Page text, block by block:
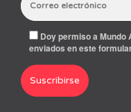
Doy permiso a
enviados en este